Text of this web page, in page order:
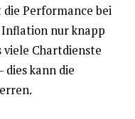
Performance bei
Inflation nur knapp
viele Chartdienste
dies kann die